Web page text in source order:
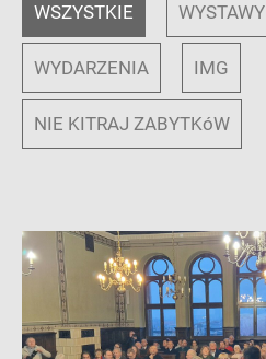
WSZYSTKIE WYSTAWY
WYDARZENIA IMG
NIE KITRAJ ZABYTKóW